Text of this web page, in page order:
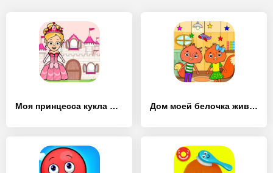
Моя принцесса кукла игры - [MOD Много монет] Дом моей белочка животных - [MOD Много монет]